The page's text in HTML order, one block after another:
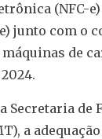
(NFC-
junto com o
de
Secretaria de
a